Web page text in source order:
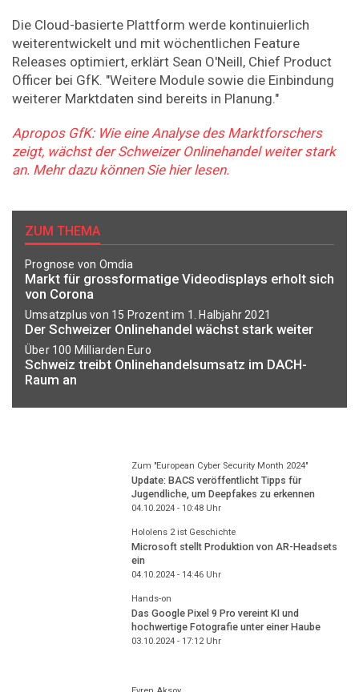
Die Cloud-basierte Plattform werde kontinuierlich
weiterentwickelt und mit wöchentlichen Feature
Releases optimiert, erklärt Sean O'Neill, Chief Product
Officer bei GfK. "Weitere Module sowie die Einbindung
weiterer Marktdaten sind bereits in Planung."
Apropos GfK: Wie eine Analyse des Marktforschers
zeigt, wächst der Schweizer Onlinehandel weiter stark
an. Mehr dazu können Sie hier lesen.
ZUM THEMA
Prognose von Omdia
Markt für grossformatige Videodisplays erholt sich
von Corona
Umsatzplus von 15 Prozent im 1. Halbjahr 2021
Der Schweizer Onlinehandel wächst stark weiter
Über 100 Milliarden Euro
Schweiz treibt Onlinehandelsumsatz im DACH-
Raum an
Zum "European Cyber Security Month 2024"
Update: BACS veröffentlicht Tipps für
Jugendliche, um Deepfakes zu erkennen
04.10.2024 - 10:48Uhr
Hololens 2 ist Geschichte
Microsoft stellt Produktion von AR-Headsets
ein
04.10.2024 - 14:46Uhr
Hands-on
Das Google Pixel 9 Pro vereint KI und
hochwertige Fotografie unter einer Haube
03.10.2024 - 17:12Uhr